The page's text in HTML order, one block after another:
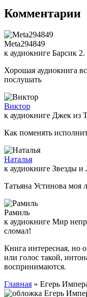
Комментарии
Meta294849
к аудиокниге Барсик
Хорошая аудиокнига
послушать
Виктор
к аудиокниге Джек из
Как поменять
Наталья
к аудиокниге Звезды
Татьяна Устинова моя
Рамиль
к аудиокниге Мир
сломал!
Книга интересная, но
или голос такой,
воспринимаются.
Главная » Егерь